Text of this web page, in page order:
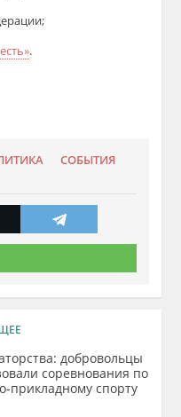
.
СОБЫТИЯ
добровольцы
соревнования по
прикладному спорту